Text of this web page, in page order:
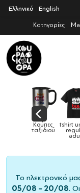
Ελληνικά English
Κατηγορίες
Drill
Καπέλα
Το ηλεκτρονικό
05/08 – 20/08.